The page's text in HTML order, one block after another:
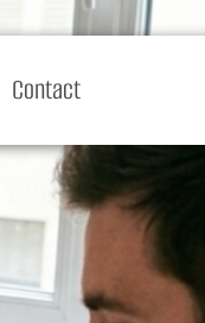
Contact